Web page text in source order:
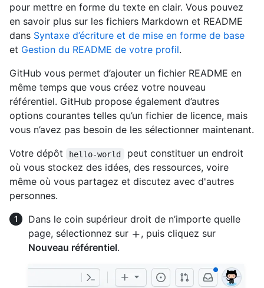
pour mettre en forme du texte en clair. Vous pouvez
en savoir plus sur les fichiers Markdown et README
dans Syntaxe d’écriture et de mise en forme de base
et Gestion du README de votre profil.
GitHub vous permet d’ajouter un fichier README en
même temps que vous créez votre nouveau
référentiel. GitHub propose également d’autres
options courantes telles qu’un fichier de licence, mais
vous n’avez pas besoin de les sélectionner maintenant.
Votre dépôt
hello-world
peut constituer un endroit
où vous stockez des idées, des ressources, voire
même où vous partagez et discutez avec d'autres
personnes.
Dans le coin supérieur droit de n’importe quelle
page, sélectionnez sur
, puis cliquez sur
Nouveau référentiel.